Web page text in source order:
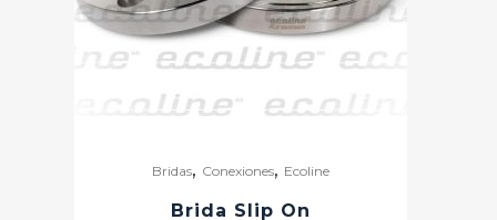
Bridas, Conexiones, Ecoline
Brida Slip On